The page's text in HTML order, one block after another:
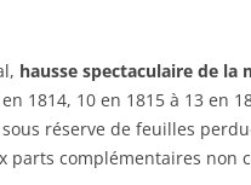
hausse spectaculaire de la
1814, 10 en 1815 à 13 en
sous réserve de feuilles
parts complémentaires non